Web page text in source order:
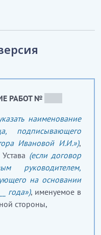
РАБОТ №
наименование
подписывающего
Ивановой И.И.»),
(если договор
руководителем,
на основании
года»), именуемое в
стороны,